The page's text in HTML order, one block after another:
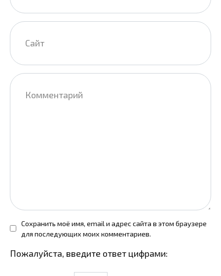
Сайт
Комментарий
Сохранить моё имя, email и адрес сайта в этом браузере
для последующих моих комментариев.
Пожалуйста, введите ответ цифрами: